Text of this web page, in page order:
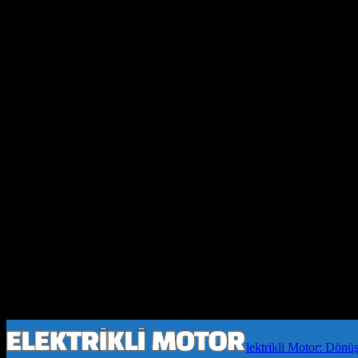
lektrikli Motor: